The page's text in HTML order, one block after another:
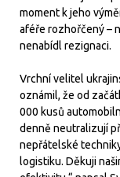
moment k jeho
aféře rozhořčený –
nenabídl rezignaci.
Vrchní velitel
oznámil, že od
000 kusů
denně neutralizují
nepřátelské
logistiku. Děkuji